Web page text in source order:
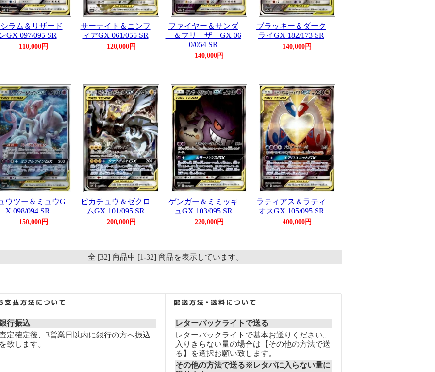
ラム＆リザード
GX 097/095 SR
110,000円
サーナイト＆ニンフ
ィアGX 061/055 SR
120,000円
ファイヤー＆サンダ
ー＆フリーザーGX 06
0/054 SR
140,000円
ブラッキー＆ダーク
ライGX 182/173 SR
140,000円
ウツー＆ミュウG
X 098/094 SR
150,000円
ピカチュウ＆ゼクロ
ムGX 101/095 SR
200,000円
ゲンガー＆ミミッキ
ュGX 103/095 SR
220,000円
ラティアス＆ラティ
オスGX 105/095 SR
400,000円
全 [32] 商品中 [1-32] 商品を表示しています。
行振込
定確定後、3営業日以内に銀行の方へ振込
致します。
レターパックライトで送る
レターパックライトで基本お送りください。
入りきらない量の場合は【その他の方法で送
る】を選択お願い致します。
その他の方法で送る※レタパに入らない量に